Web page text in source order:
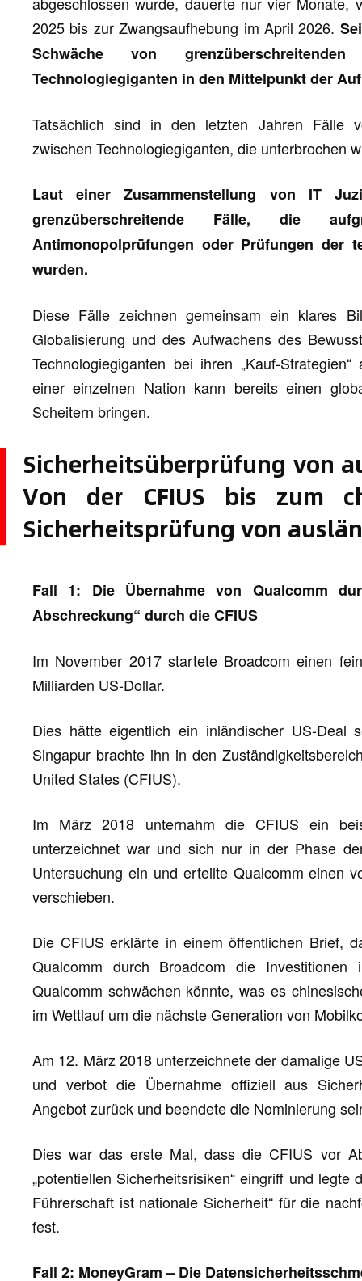
2025 bis zur Zwangsaufhebung im April 2026.
Schwäche von
Technologiegiganten in den Mittelpunkt der
Tatsächlich sind in den letzten Jahren Fälle
zwischen Technologiegiganten, die unterbrochen
Laut einer Zusammenstellung von IT
grenzüberschreitende Fälle, die
Antimonopolprüfungen oder Prüfungen der
wurden.
Diese Fälle zeichnen gemeinsam ein klares
Globalisierung und des Aufwachens des
Technologiegiganten bei ihren „Kauf-
einer einzelnen Nation kann bereits einen
Scheitern bringen.
Sicherheitsüberprüfung von
Von der CFIUS bis zum
Sicherheitsprüfung von
Fall 1: Die Übernahme von Qualcomm
Abschreckung“ durch die CFIUS
Im November 2017 startete Broadcom einen
Milliarden US-Dollar.
Dies hätte eigentlich ein inländischer US-Deal
Singapur brachte ihn in den
United States (CFIUS).
Im März 2018 unternahm die CFIUS ein
unterzeichnet war und sich nur in der Phase
Untersuchung ein und erteilte Qualcomm einen
verschieben.
Die CFIUS erklärte in einem öffentlichen Brief,
Qualcomm durch Broadcom die
Qualcomm schwächen könnte, was es
im Wettlauf um die nächste Generation von
Am 12. März 2018 unterzeichnete der damalige
und verbot die Übernahme offiziell aus
Angebot zurück und beendete die Nominierung
Dies war das erste Mal, dass die CFIUS vor
„potentiellen Sicherheitsrisiken“ eingriff und
Führerschaft ist nationale Sicherheit“ für die
fest.
Fall 2: MoneyGram – Die